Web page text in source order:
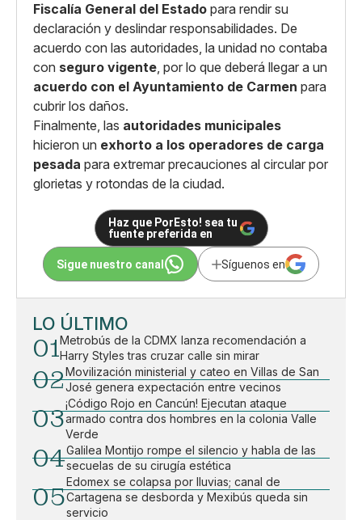
Fiscalía General del Estado para rendir su
declaración y deslindar responsabilidades. De
acuerdo con las autoridades, la unidad no contaba
con seguro vigente, por lo que deberá llegar a un
acuerdo con el Ayuntamiento de Carmen para
cubrir los daños.
Finalmente, las autoridades municipales
hicieron un exhorto a los operadores de carga
pesada para extremar precauciones al circular por
glorietas y rotondas de la ciudad.
Haz que PorEsto! sea tu
fuente preferida en
Sigue nuestro canal Síguenos en
LO ÚLTIMO
01Metrobús de la CDMX lanza recomendación a
Harry Styles tras cruzar calle sin mirar
02Movilización ministerial y cateo en Villas de San
José genera expectación entre vecinos
03
¡Código Rojo en Cancún! Ejecutan ataque
armado contra dos hombres en la colonia Valle
Verde
04Galilea Montijo rompe el silencio y habla de las
secuelas de su cirugía estética
05
Edomex se colapsa por lluvias; canal de
Cartagena se desborda y Mexibús queda sin
servicio